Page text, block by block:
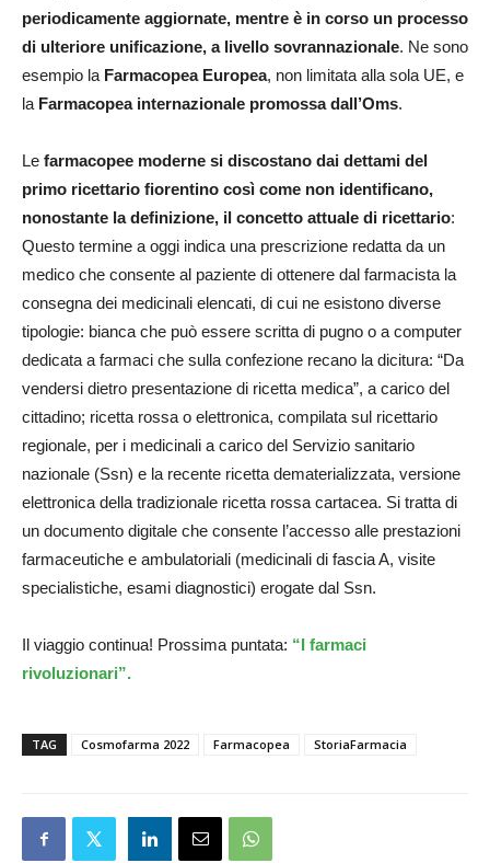
periodicamente aggiornate, mentre è in corso un processo
di ulteriore unificazione, a livello sovrannazionale. Ne sono
esempio la Farmacopea Europea, non limitata alla sola UE, e
la Farmacopea internazionale promossa dall’Oms.
Le farmacopee moderne si discostano dai dettami del
primo ricettario fiorentino così come non identificano,
nonostante la definizione, il concetto attuale di ricettario:
Questo termine a oggi indica una prescrizione redatta da un
medico che consente al paziente di ottenere dal farmacista la
consegna dei medicinali elencati, di cui ne esistono diverse
tipologie: bianca che può essere scritta di pugno o a computer
dedicata a farmaci che sulla confezione recano la dicitura: “Da
vendersi dietro presentazione di ricetta medica”, a carico del
cittadino; ricetta rossa o elettronica, compilata sul ricettario
regionale, per i medicinali a carico del Servizio sanitario
nazionale (Ssn) e la recente ricetta dematerializzata, versione
elettronica della tradizionale ricetta rossa cartacea. Si tratta di
un documento digitale che consente l’accesso alle prestazioni
farmaceutiche e ambulatoriali (medicinali di fascia A, visite
specialistiche, esami diagnostici) erogate dal Ssn.
Il viaggio continua! Prossima puntata: “I farmaci
rivoluzionari”.
TAG Cosmofarma 2022 Farmacopea StoriaFarmacia